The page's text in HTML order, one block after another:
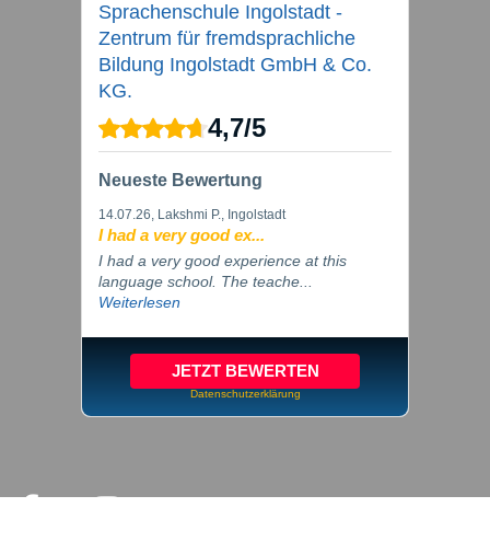
Sprachenschule Ingolstadt -
Zentrum für fremdsprachliche
Bildung Ingolstadt GmbH & Co.
KG.
4,7/5
Neueste Bewertung
14.07.26, Lakshmi P., Ingolstadt
I had a very good ex...
I had a very good experience at this
language school. The teache...
Weiterlesen
JETZT BEWERTEN
Datenschutzerklärung